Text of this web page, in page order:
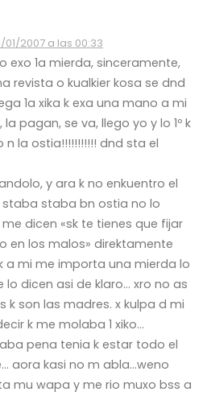
01/2007 a las 00:33
exo 1a mierda, sinceramente,
revista o kualkier kosa se dnd
1a xika k exa una mano a mi
pagan, se va, llego yo y lo 1º k
n la ostia!!!!!!!!!!! dnd sta el
y ara k no enkuentro el
staba staba bn ostia no lo
dicen «sk te tienes que fijar
en los malos» direktamente
a mi me importa una mierda lo
lo dicen asi de klaro… xro no as
k son las madres. x kulpa d mi
k me molaba 1 xiko…
pena tenia k estar todo el
aora kasi no m abla…weno
mu wapa y me rio muxo bss a